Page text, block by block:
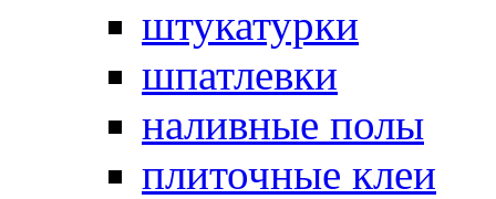
штукатурки
шпатлевки
наливные полы
плиточные клеи